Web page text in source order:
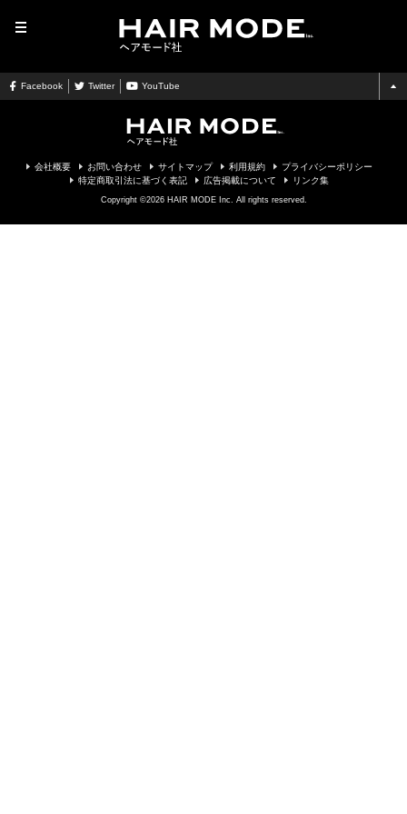
Facebook Twitter YouTube
会社概要 お問い合わせ サイトマップ 利用規約
プライバシーポリシー
特定商取引法に基づく表記
広告掲載について リンク集
Copyright ©2026 HAIR MODE Inc. All rights reserved.